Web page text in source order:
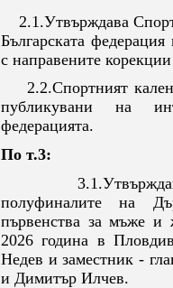
2.1.Утвърждава
Българската
с направените
2.2.Спортният
публикувани на
федерацията.
По т.3:
полуфиналите на
първенства за мъже
2026 година в
Недев и заместник -
и Димитър Илчев.